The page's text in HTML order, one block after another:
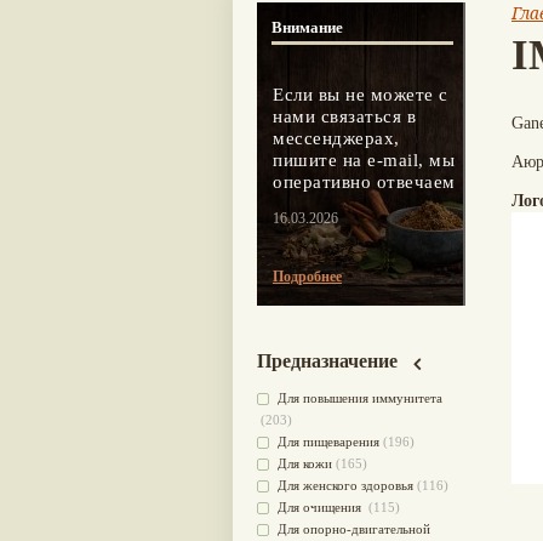
Внимание
Если вы не можете с
нами связаться в
мессенджерах,
пишите на e-mail, мы
оперативно отвечаем
16.03.2026
Подробнее
Предназначение
Для повышения иммунитета
(203)
Для пищеварения (196)
Для кожи (165)
Для женского здоровья (116)
Для очищения (115)
Для опорно-двигательной